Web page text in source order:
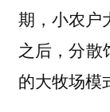
期，小农户
之后，分散
的大牧场模